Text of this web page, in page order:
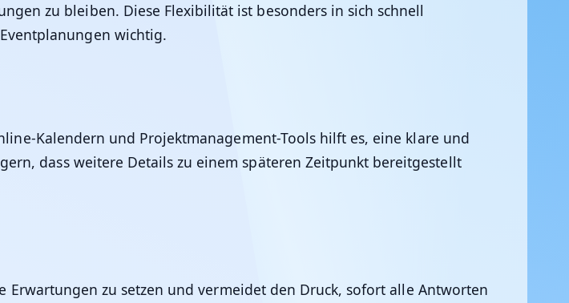
zu bleiben. Diese Flexibilität ist besonders in sich schnell
wichtig.
Kalendern und Projektmanagement-Tools hilft es, eine klare und
dass weitere Details zu einem späteren Zeitpunkt bereitgestellt
zu setzen und vermeidet den Druck, sofort alle Antworten